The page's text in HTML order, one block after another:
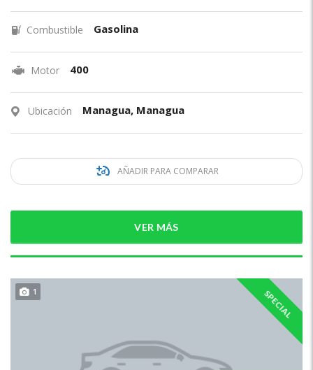
Combustible Gasolina
Motor 400
Ubicación Managua, Managua
AÑADIR PARA COMPARAR
VER MÁS
1 SPECIAL